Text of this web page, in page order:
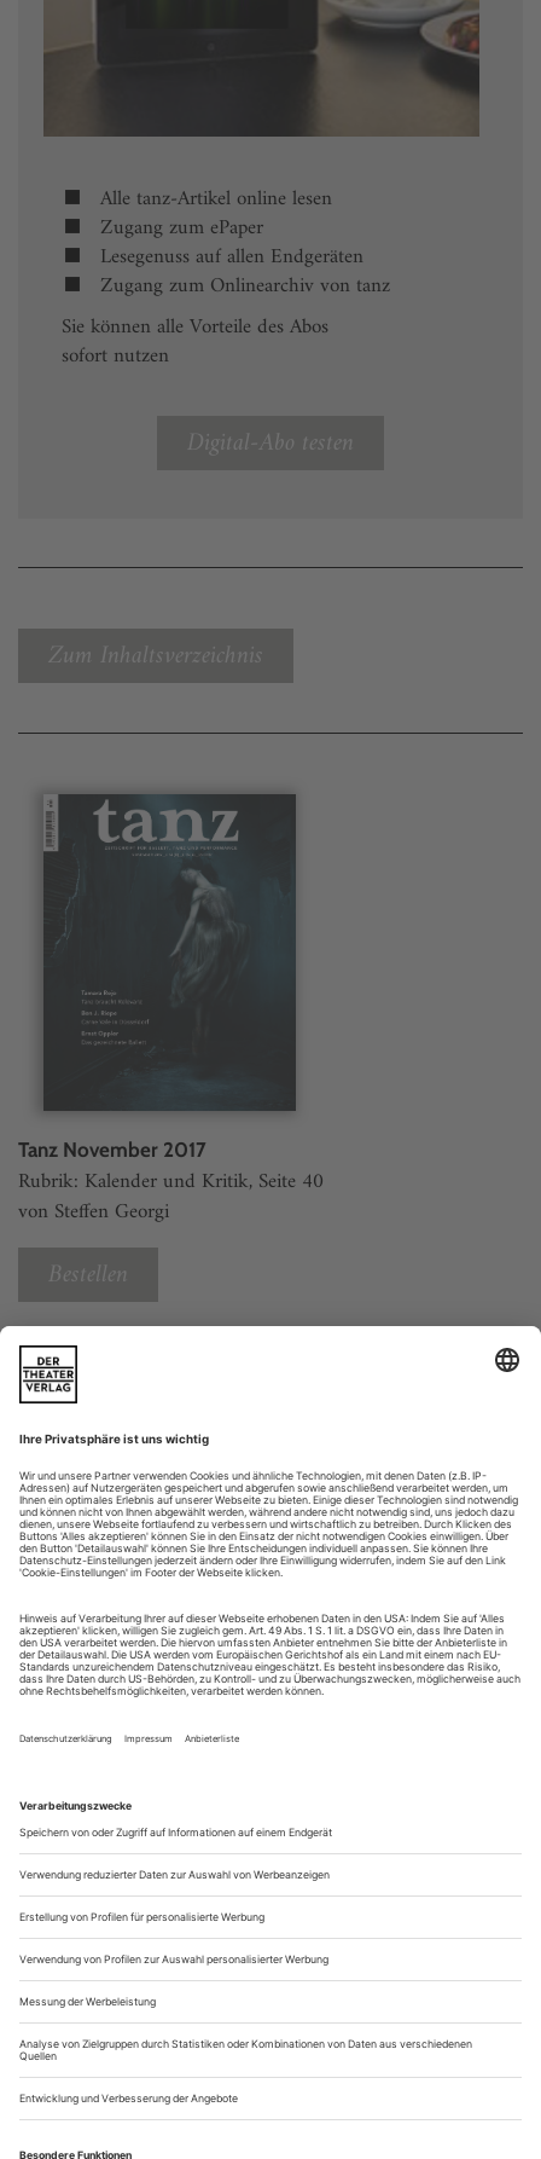
Alle tanz-Artikel online lesen
Zugang zum ePaper
Lesegenuss auf allen Endgeräten
Zugang zum Onlinearchiv von tanz
Sie können alle Vorteile des Abos
sofort nutzen
Digital-Abo testen
Zum Inhaltsverzeichnis
Tanz November 2017
Rubrik: Kalender und Kritik, Seite 40
von Steffen Georgi
Bestellen
Weitere Beiträge
Magdeburg: Gonzalo Galguera «America Noir»
Ein Mann, eine Frau, ein Verbrechen, ziemlich zwielichtige
Cops und ein Cabrio-Schlitten XXL: Gonzalo Galguera hat
seine Uraufführung «America Noir» auf dem Thriller-Terrain
angesiedelt, das Autoren wie Dashiell Hammett oder
Huston, Billy Wilder oder Louis Malle­ in Kinobilder gebannt
haben. Statt «film noir»...
Weihnachtsballett-Saison
eine Weltsprache», meint Oleg Bessmertni und nimmt dafür
seinen «Tanzolymp» als Beweis. Vor 15 Jahren hat er in Berlin
diesen Ballettwettbewerb gegründet, den er selbst
«Internationales Tanzfes­tival Berlin» nennt. Das Ein-Mann-
Unternehmen sprengt schon immer alle Grenzen, und deshalb
wundert es auch nicht...
Chris Dercon
Volksbühne: Ein Tanzhaus?
Die Volksbühne Berlin werde unter der neuen künstlerischen
Leitung von Chris Dercon und Marietta Piekenbrock mehr